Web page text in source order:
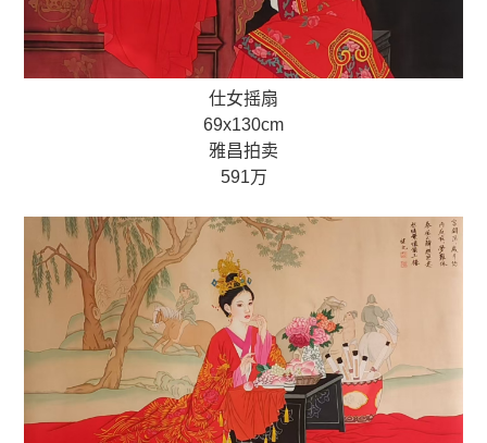
仕女摇扇
69x130cm
雅昌拍卖
591万